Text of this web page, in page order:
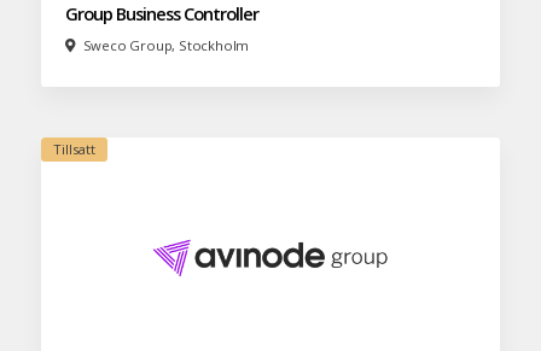
Group Business Controller
Sweco Group, Stockholm